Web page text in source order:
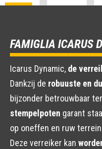
FAMIGLIA ICARUS
Icarus Dynamic, de
Dankzij de robuuste en
bijzonder betrouwbaar
stempelpoten garant
op oneffen en ruw
Deze verreiker kan